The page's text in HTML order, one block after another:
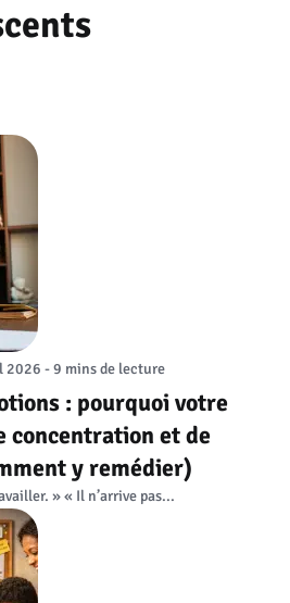
2026 - 9 mins de lecture
: pourquoi votre
concentration et de
y remédier)
» « Il n’arrive pas...